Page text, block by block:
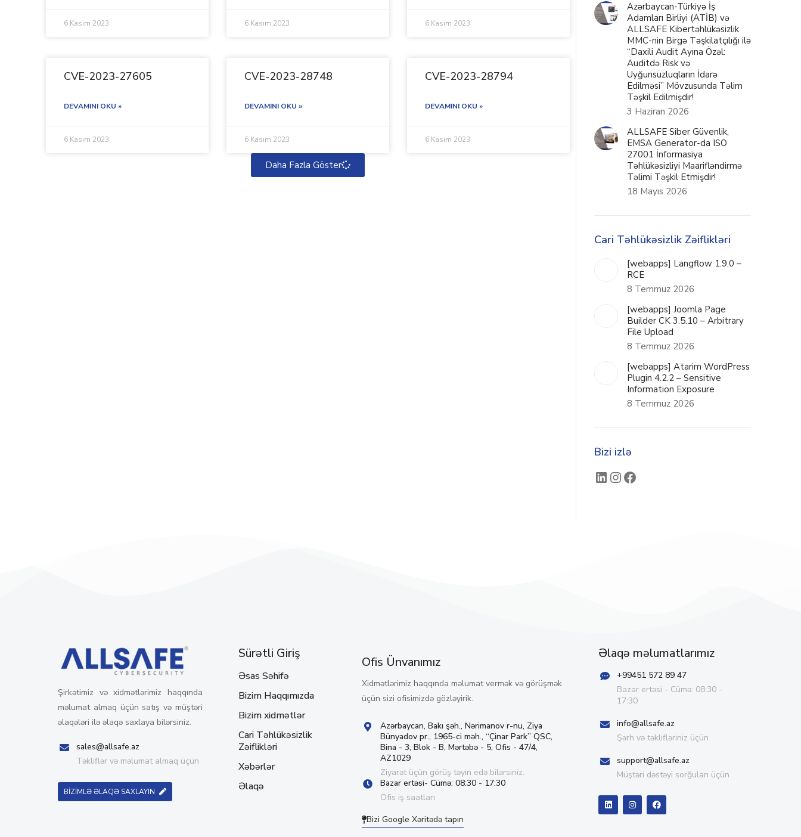
6 Kasım 2023 6 Kasım 2023 6 Kasım 2023
CVE-2023-27605
DEVAMINI OKU »
6 Kasım 2023
CVE-2023-28748
DEVAMINI OKU »
6 Kasım 2023
CVE-2023-28794
DEVAMINI OKU »
6 Kasım 2023
Daha Fazla Göster
Azərbaycan-Türkiyə İş
Adamları Birliyi (ATİB) və
ALLSAFE Kibertəhlükəsizlik
MMC-nin Birgə Təşkilatçılığı ilə
“Daxili Audit Ayına Özəl:
Auditdə Risk və
Uyğunsuzluqların İdarə
Edilməsi” Mövzusunda Təlim
Təşkil Edilmişdir!
3 Haziran 2026
ALLSAFE Siber Güvenlik,
EMSA Generator-da ISO
27001 İnformasiya
Təhlükəsizliyi Maarifləndirmə
Təlimi Təşkil Etmişdir!
18 Mayıs 2026
Cari Təhlükəsizlik Zəiflikləri
[webapps] Langflow 1.9.0 –
RCE
8 Temmuz 2026
[webapps] Joomla Page
Builder CK 3.5.10 – Arbitrary
File Upload
8 Temmuz 2026
[webapps] Atarim WordPress
Plugin 4.2.2 – Sensitive
Information Exposure
8 Temmuz 2026
Bizi izlə
Şirkətimiz və xidmətlərimiz haqqında
məlumat almaq üçün satış və müştəri
əlaqələri ilə əlaqə saxlaya bilərsiniz.
sales@allsafe.az
Təkliflər və məlumat almaq üçün
BİZİMLƏ ƏLAQƏ SAXLAYIN
Sürətli Giriş
Əsas Səhifə
Bizim Haqqımızda
Bizim xidmətlər
Cari Təhlükəsizlik
Zəiflikləri
Xəbərlər
Əlaqə
Ofis Ünvanımız
Xidmətlərimiz haqqında məlumat vermək və görüşmək
üçün sizi ofisimizdə gözləyirik.
Azərbaycan, Bakı şəh., Nərimanov r-nu, Ziya
Bünyadov pr., 1965-ci məh., “Çinar Park” QSC,
Bina - 3, Blok - B, Mərtəbə - 5, Ofis - 47/4,
AZ1029
Ziyarət üçün görüş təyin edə bilərsiniz.
Bazar ertəsi- Cümə: 08:30 - 17:30
Ofis iş saatları
Bizi Google Xəritədə tapın
Əlaqə məlumatlarımız
+99451 572 89 47
Bazar ertəsi - Cümə: 08:30 -
17:30
info@allsafe.az
Şərh və təklifləriniz üçün
support@allsafe.az
Müştəri dəstəyi sorğuları üçün